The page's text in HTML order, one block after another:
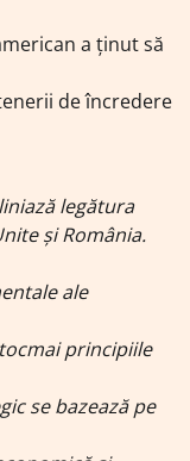
a ţinut să
de încredere
legătura
și România.
ale
principiile
se bazează pe